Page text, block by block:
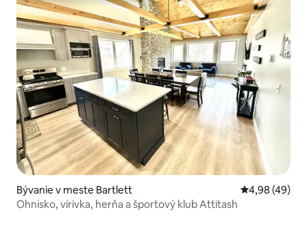
Bývanie v meste Bartlett Priemerné
4,98 (49)
Ohnisko, vírivka, herňa a športový klub Attitash